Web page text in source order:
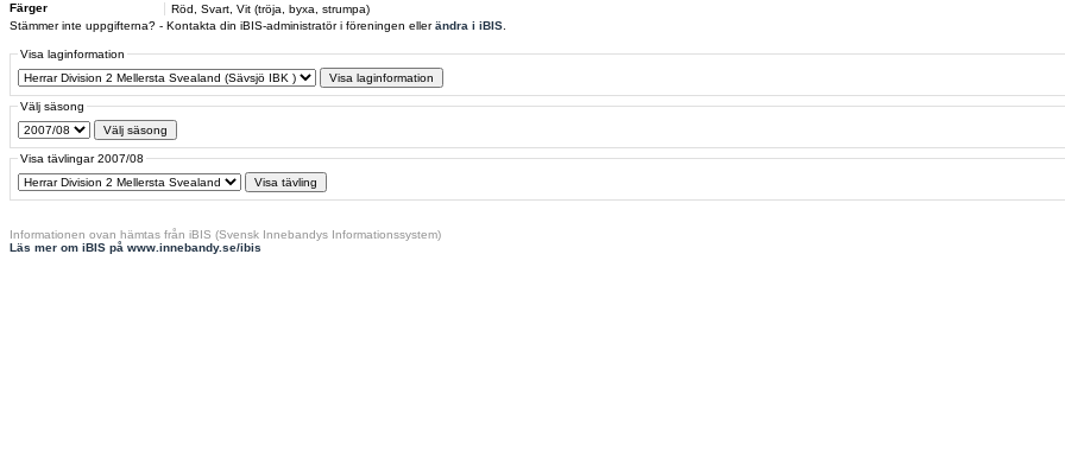
Färger
Röd, Svart, Vit (tröja, byxa, strumpa)
Stämmer inte uppgifterna? - Kontakta din iBIS-administratör i föreningen ellerändra i iBIS
Visa laginformation
Välj säsong
Visa tävlingar 2007/08
Informationen ovan hämtas från iBIS (Svensk Innebandys Informationssystem)
Läs mer om iBIS på www.innebandy.se/ibis